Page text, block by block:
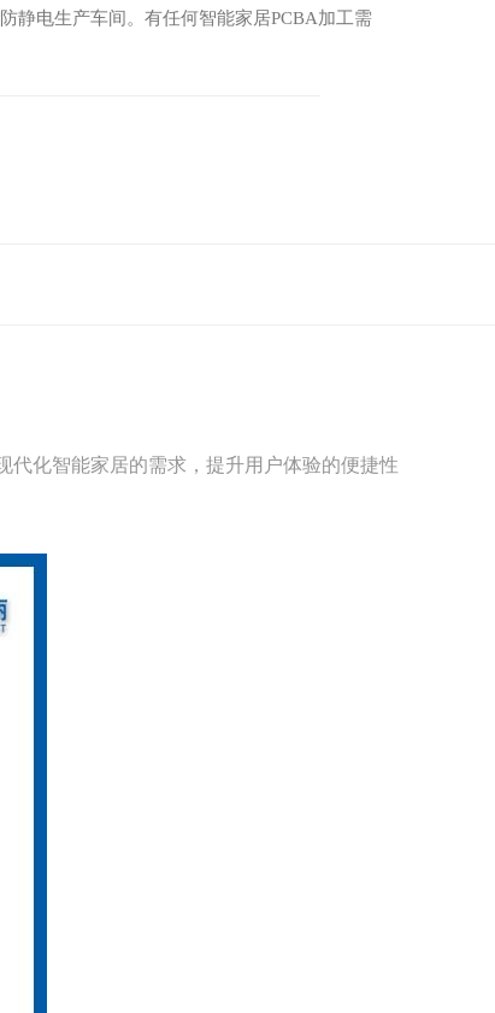
静电生产车间。有任何智能家居PCBA加工需
化智能家居的需求，提升用户体验的便捷性